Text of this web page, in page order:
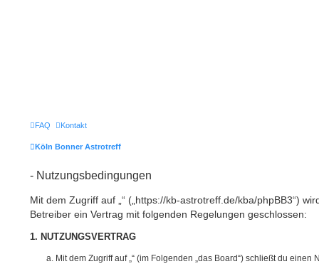
FAQ Kontakt
Köln Bonner Astrotreff
- Nutzungsbedingungen
Mit dem Zugriff auf „“ („https://kb-astrotreff.de/kba/phpBB3“)
Betreiber ein Vertrag mit folgenden Regelungen geschlossen:
1. NUTZUNGSVERTRAG
Mit dem Zugriff auf „“ (im Folgenden „das Board“) schließt du